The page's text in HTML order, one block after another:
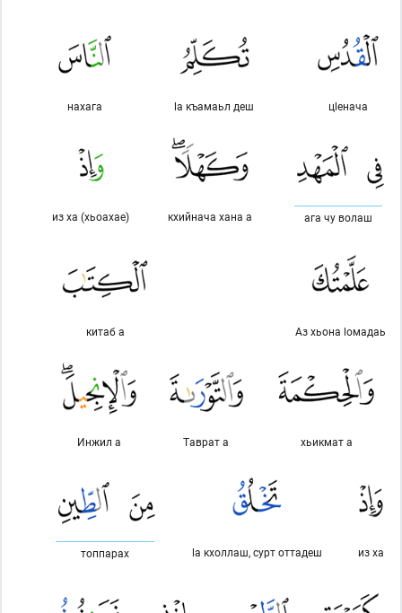
цlенача
lа къамаьл деш
нахага
ага чу волаш
кхийнача хана а
из ха (хьоахае)
Аз хьона lомадаь
китаб а
хьикмат а
Таврат а
Инжил а
из ха
lа кхоллаш, сурт оттадеш
топпарах